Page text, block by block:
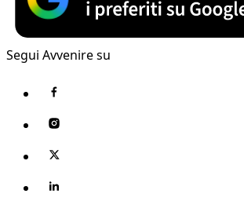
Segui Avvenire su